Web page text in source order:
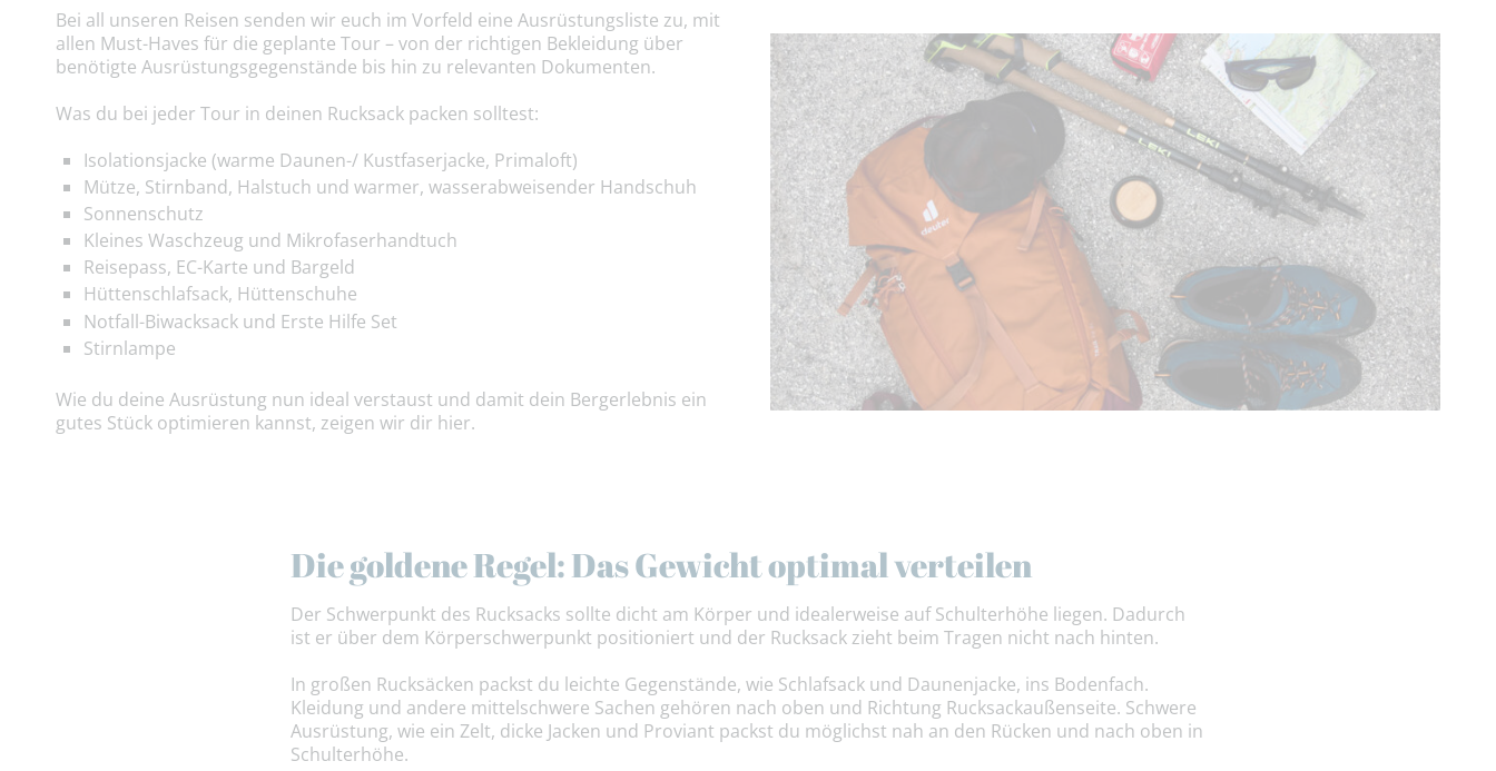
Bei all unseren Reisen senden wir euch im Vorfeld eine Ausrüstungsliste zu, mit
allen Must-Haves für die geplante Tour – von der richtigen Bekleidung über
benötigte Ausrüstungsgegenstände bis hin zu relevanten Dokumenten.
Was du bei jeder Tour in deinen Rucksack packen solltest:
Isolationsjacke (warme Daunen-/ Kustfaserjacke, Primaloft)
Mütze, Stirnband, Halstuch und warmer, wasserabweisender Handschuh
Sonnenschutz
Kleines Waschzeug und Mikrofaserhandtuch
Reisepass, EC-Karte und Bargeld
Hüttenschlafsack, Hüttenschuhe
Notfall-Biwacksack und Erste Hilfe Set
Stirnlampe
Wie du deine Ausrüstung nun ideal verstaust und damit dein Bergerlebnis ein
gutes Stück optimieren kannst, zeigen wir dir hier.
Die goldene Regel: Das Gewicht optimal verteilen
Der Schwerpunkt des Rucksacks sollte dicht am Körper und idealerweise auf Schulterhöhe liegen. Dadurch
ist er über dem Körperschwerpunkt positioniert und der Rucksack zieht beim Tragen nicht nach hinten.
In großen Rucksäcken packst du leichte Gegenstände, wie Schlafsack und Daunenjacke, ins Bodenfach.
Kleidung und andere mittelschwere Sachen gehören nach oben und Richtung Rucksackaußenseite. Schwere
Ausrüstung, wie ein Zelt, dicke Jacken und Proviant packst du möglichst nah an den Rücken und nach oben in
Schulterhöhe.